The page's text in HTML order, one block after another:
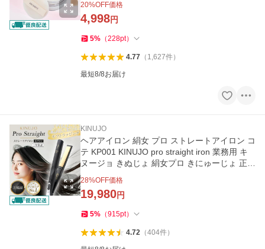
20%OFF価格
4,998円
5% （228pt）
4.77（ 1,627件）
最短8/8お届け
KINUJO
ヘアアイロン 絹女 プロ ストレートアイロン コ
テ KP001 KINUJO pro straight iron 業務用 キ
ヌージョ きぬじょ 絹女プロ きにゅーじょ 正規
28%OFF価格
19,980円
5% （915pt）
4.72（404件）